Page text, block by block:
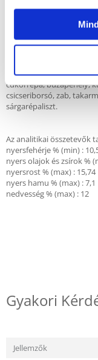
Adagolás : Az állat
85 g takarmányt kell
Összetétel : Fűliszt,
napraforgómag-
cukorrépa, búzapehely,
csicseriborsó, zab,
sárgarépaliszt.
Az analitikai összetevők
nyersfehérje % (min) :
nyers olajok és zsírok %
nyersrost % (max) : 15,74
nyers hamu % (max) : 7,1
nedvesség % (max) : 12
Gyakori
Jellemzők